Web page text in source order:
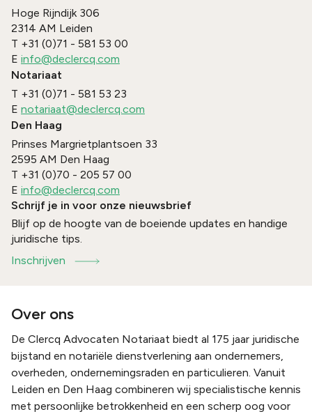
Hoge Rijndijk 306
2314 AM Leiden
T +31 (0)71 - 581 53 00
E info@declercq.com
Notariaat
T +31 (0)71 - 581 53 23
E notariaat@declercq.com
Den Haag
Prinses Margrietplantsoen 33
2595 AM Den Haag
T +31 (0)70 - 205 57 00
E info@declercq.com
Schrijf je in voor onze nieuwsbrief
Blijf op de hoogte van de boeiende updates en handige
juridische tips.
Inschrijven
Over ons
De Clercq Advocaten Notariaat biedt al 175 jaar juridische
bijstand en notariële dienstverlening aan ondernemers,
overheden, ondernemingsraden en particulieren. Vanuit
Leiden en Den Haag combineren wij specialistische kennis
met persoonlijke betrokkenheid en een scherp oog voor